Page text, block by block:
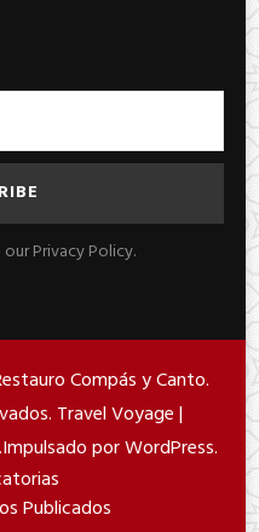
Privacy Policy.
Compás y Canto.
Travel Voyage |
.Impulsado porWordPress.
Publicados